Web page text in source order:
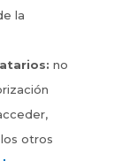
la
no
otros